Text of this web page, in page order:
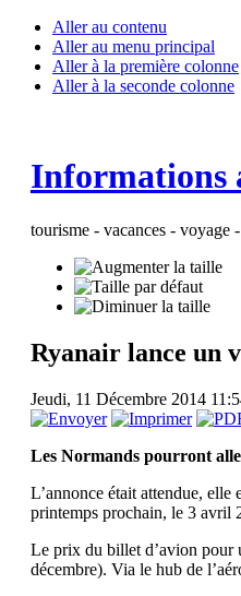
Aller au contenu
Aller au menu principal
Aller à la première colonne
Aller à la seconde colonne
Informations
tourisme - vacances - voyage
Ryanair lance un
Jeudi, 11 Décembre 2014
Les Normands pourront
L’annonce était attendue,
printemps prochain, le 3 avril
Le prix du billet d’avion pour
décembre). Via le hub de